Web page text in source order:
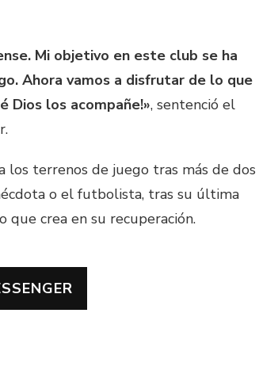
Mi objetivo en este club se ha
Ahora vamos a disfrutar de lo que
Dios los acompañe!», sentenció el
los terrenos de juego tras más de dos
o el futbolista, tras su última
crea en su recuperación.